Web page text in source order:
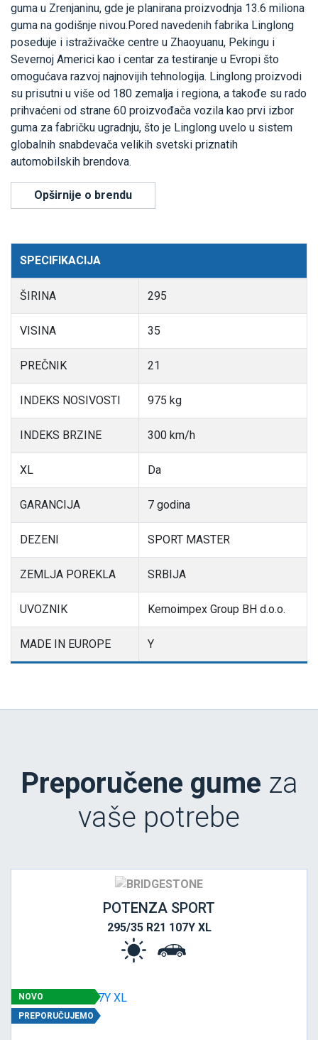
guma u Zrenjaninu, gde je planirana proizvodnja 13.6 miliona
guma na godišnje nivou.Pored navedenih fabrika Linglong
poseduje i istraživačke centre u Zhaoyuanu, Pekingu i
Severnoj Americi kao i centar za testiranje u Evropi što
omogućava razvoj najnovijih tehnologija. Linglong proizvodi
su prisutni u više od 180 zemalja i regiona, a takođe su rado
prihvaćeni od strane 60 proizvođača vozila kao prvi izbor
guma za fabričku ugradnju, što je Linglong uvelo u sistem
globalnih snabdevača velikih svetski priznatih
automobilskih brendova.
Opširnije o brendu
SPECIFIKACIJA
ŠIRINA 295
VISINA 35
PREČNIK 21
INDEKS NOSIVOSTI 975 kg
INDEKS BRZINE 300 km/h
XL Da
GARANCIJA 7 godina
DEZENI SPORT MASTER
ZEMLJA POREKLA SRBIJA
UVOZNIK Kemoimpex Group BH d.o.o.
MADE IN EUROPE Y
Preporučene gume za
vaše potrebe
POTENZA SPORT
295/35 R21 107Y XL
NOVO
PREPORUČUJEMO